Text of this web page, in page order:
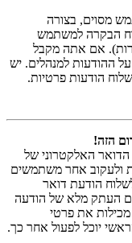
מסוים, בצורה
הבקרה למשתמש
אם אתה מקבל
ההודעות למנהלים. יש
הודעות פרטיות.
הזה!
האלקטרוני של
ולעקוב אחר משתמשים
הודעת דואר
העתק מלא של הודעה
את פרטי
יוכל לפעול אחר כך.